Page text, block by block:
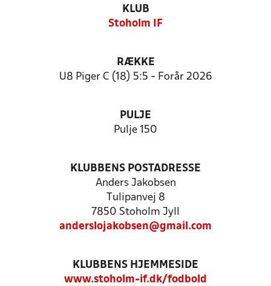
KLUB
Stoholm IF
RÆKKE
U8 Piger C (18) 5:5 - Forår 2026
PULJE
Pulje 150
KLUBBENS POSTADRESSE
Anders Jakobsen
Tulipanvej 8
7850 Stoholm Jyll
anderslojakobsen@gmail.com
KLUBBENS HJEMMESIDE
www.stoholm-if.dk/fodbold